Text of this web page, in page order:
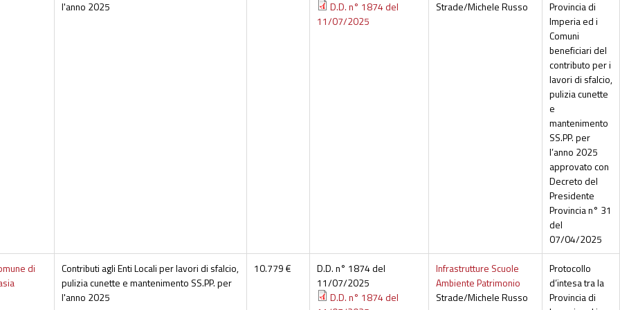
l'anno 2025
D.D. n° 1874 del
11/07/2025
Strade/Michele Russo
Provincia di
Imperia ed i
Comuni
beneficiari del
contributo per i
lavori di sfalcio,
pulizia cunette
e
mantenimento
SS.PP. per
l’anno 2025
approvato con
Decreto del
Presidente
Provincia n° 31
del
07/04/2025
di
Contributi agli Enti Locali per lavori di sfalcio,
pulizia cunette e mantenimento SS.PP. per
l'anno 2025
10.779 €
D.D. n° 1874 del
11/07/2025
D.D. n° 1874 del
Infrastrutture Scuole
Ambiente Patrimonio
Strade/Michele Russo
Protocollo
d’intesa tra la
Provincia di